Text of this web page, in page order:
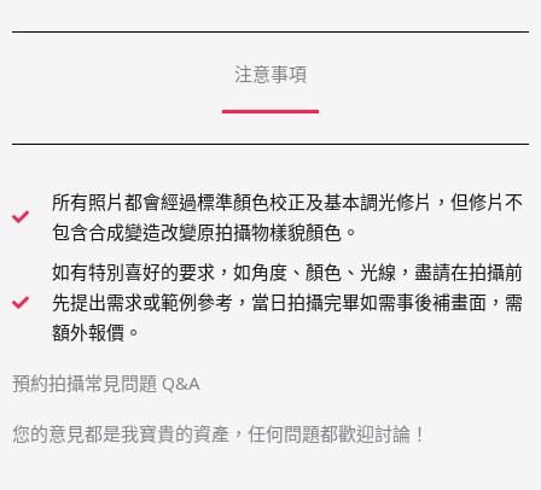
注意事項
所有照片都會經過標準顏色校正及基本調光修片，但修片不
包含合成變造改變原拍攝物樣貌顏色。
如有特別喜好的要求，如角度、顏色、光線，盡請在拍攝前
先提出需求或範例參考，當日拍攝完畢如需事後補畫面，需
額外報價。
預約拍攝常見問題 Q&A
您的意見都是我寶貴的資產，任何問題都歡迎討論！